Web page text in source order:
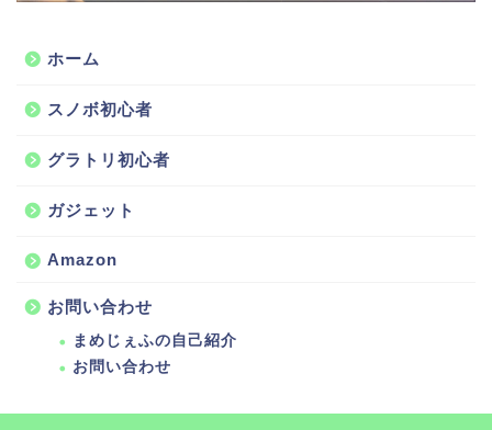
ホーム
スノボ初心者
グラトリ初心者
ガジェット
Amazon
お問い合わせ
まめじぇふの自己紹介
お問い合わせ